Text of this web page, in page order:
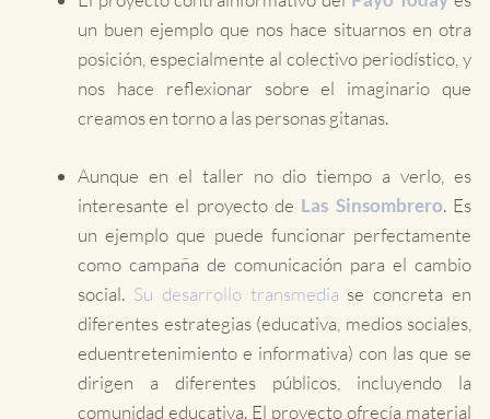
un buen ejemplo que nos hace situarnos en otra
posición, especialmente al colectivo periodístico, y
nos hace reflexionar sobre el imaginario que
creamos en torno a las personas gitanas.
Aunque en el taller no dio tiempo a verlo, es
interesante el proyecto de Las Sinsombrero. Es
un ejemplo que puede funcionar perfectamente
como campaña de comunicación para el cambio
social. Su desarrollo transmedia se concreta en
diferentes estrategias (educativa, medios sociales,
eduentretenimiento e informativa) con las que se
dirigen a diferentes públicos, incluyendo la
comunidad educativa. El proyecto ofrecía material